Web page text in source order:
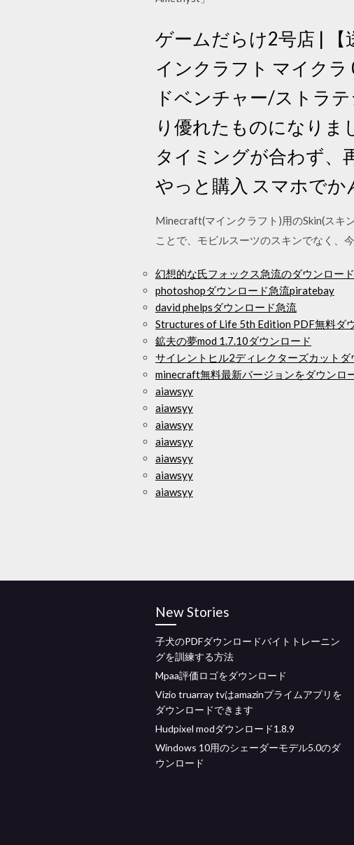
ゲームだらけ2号店 |
インクラフト マイク
ドベンチャー/ストラ
り優れたものになりま
タイミングが合わず、
やっと購入 スマホで
Minecraft(マインクラフト)用のSkin(スキ
ことで、モビルスーツのスキンでなく、
幻想的な氏フォックス急流のダウンロード
photoshopダウンロード急流piratebay
david phelpsダウンロード急流
Structures of Life 5th Edition PDF無料ダ
鉱夫の夢mod 1.7.10ダウンロード
サイレントヒル2ディレクターズカットダ
minecraft無料最新バージョンをダウンロ
aiawsyy
aiawsyy
aiawsyy
aiawsyy
aiawsyy
aiawsyy
aiawsyy
New Stories
子犬のPDFダウンロードバイトトレーニン
グを訓練する方法
Mpaa評価ロゴをダウンロード
Vizio truarray tvはamazinプライムアプリを
ダウンロードできます
Hudpixel modダウンロード1.8.9
Windows 10用のシェーダーモデル5.0のダ
ウンロード